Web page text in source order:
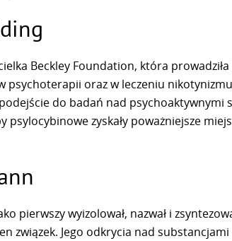
Beckley Foundation, która
psychoterapii oraz w leczeniu
do badań nad psychoaktywnymi
psylocybinowe zyskały poważniejsze
pierwszy wyizolował, nazwał i
związek. Jego odkrycia nad